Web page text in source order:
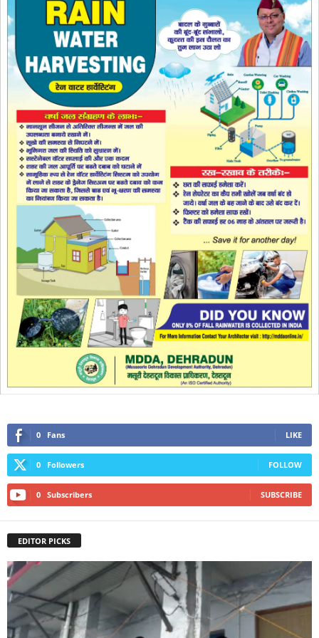
0 Fans LIKE
0 Followers FOLLOW
0 Subscribers SUBSCRIBE
EDITOR PICKS